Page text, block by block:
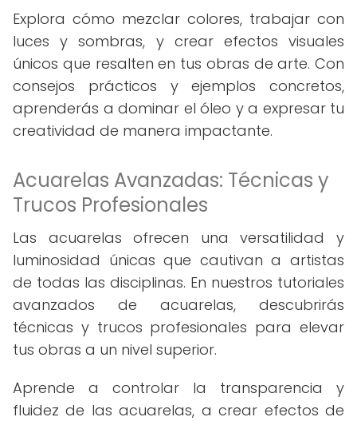
Explora cómo mezclar colores, trabajar con
luces y sombras, y crear efectos visuales
únicos que resalten en tus obras de arte. Con
consejos prácticos y ejemplos concretos,
aprenderás a dominar el óleo y a expresar tu
creatividad de manera impactante.
Acuarelas Avanzadas: Técnicas y
Trucos Profesionales
Las acuarelas ofrecen una versatilidad y
luminosidad únicas que cautivan a artistas
de todas las disciplinas. En nuestros tutoriales
avanzados de acuarelas, descubrirás
técnicas y trucos profesionales para elevar
tus obras a un nivel superior.
Aprende a controlar la transparencia y
fluidez de las acuarelas, a crear efectos de